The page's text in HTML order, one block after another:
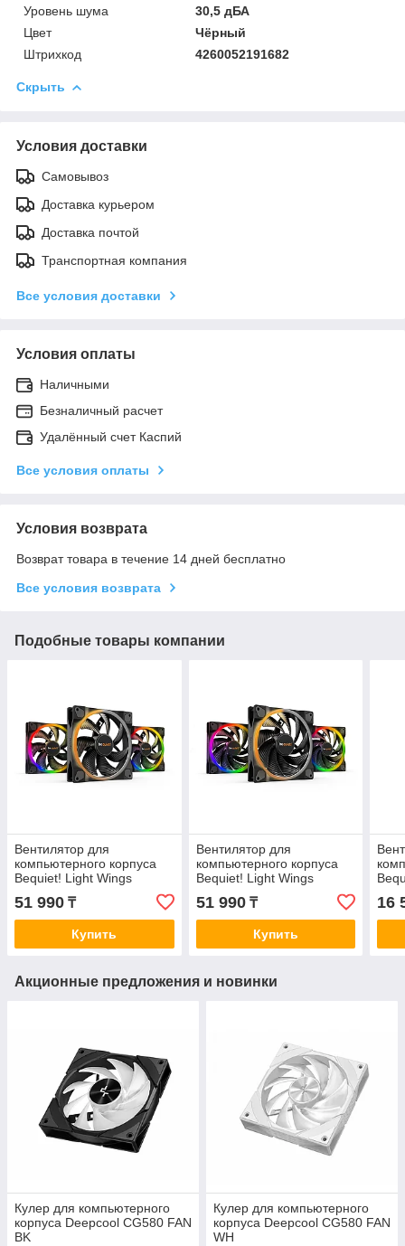
Уровень шума
30,5 дБА
Цвет
Чёрный
Штрихкод
4260052191682
Скрыть
Условия доставки
Самовывоз
Доставка курьером
Доставка почтой
Транспортная компания
Все условия доставки
Условия оплаты
Наличными
Безналичный расчет
Удалённый счет Каспий
Все условия оплаты
Условия возврата
Возврат товара в течение 14 дней бесплатно
Все условия возврата
Подобные товары компании
Вентилятор для
компьютерного корпуса
Bequiet! Light Wings
140mm PWM ARGB Triple
Pack
51 990 ₸
Купить
Вентилятор для
компьютерного корпуса
Bequiet! Light Wings
140mm PWM high-speed
ARGB Triple-Pack
51 990₸
Купить
16
Акционные предложения и новинки
Кулер для компьютерного
корпуса Deepcool CG580 FAN
BK
Кулер для компьютерного
корпуса Deepcool CG580 FAN
WH